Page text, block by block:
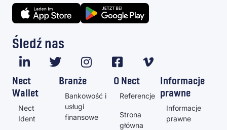
Śledź nas
Nect
Wallet
Nect
Ident
Branże
Bankowość i
usługi
finansowe
O Nect
Referencje
Strona
główna
Informacje
prawne
Informacje
prawne